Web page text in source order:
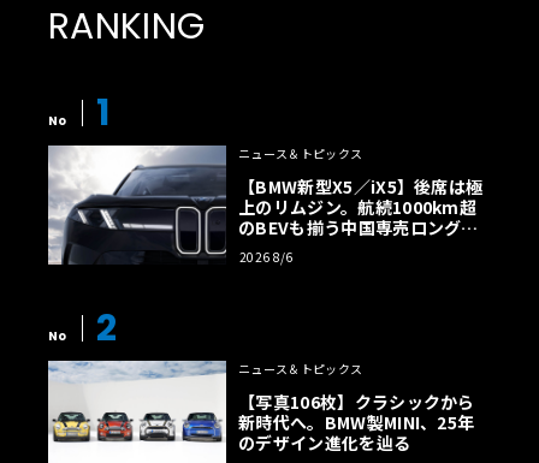
RANKING
No 1
ニュース＆トピックス
【BMW新型X5／iX5】後席は極
上のリムジン。航続1000km超
のBEVも揃う中国専売ロング仕
様の全貌
2026 8/6
No 2
ニュース＆トピックス
【写真106枚】クラシックから
新時代へ。BMW製MINI、25年
のデザイン進化を辿る